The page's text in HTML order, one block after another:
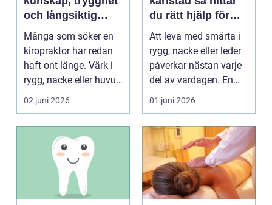
och långsiktig
hjälp för ryggen
Många som söker en
kiropraktor har redan
haft ont länge. Värk i
rygg, nacke eller huvud
blir lätt en...
02 juni 2026
du rätt hjälp för
smärta och besvär
Att leva med smärta i
rygg, nacke eller leder
påverkar nästan varje
del av vardagen. En
person som s...
01 juni 2026